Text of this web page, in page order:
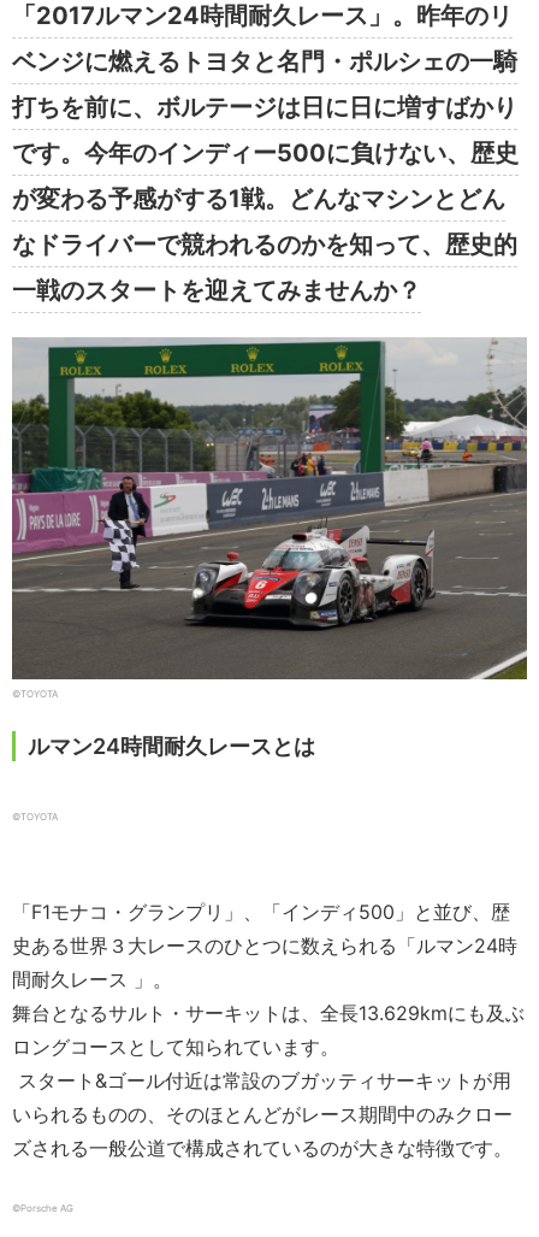
「2017ルマン24時間耐久レース」。昨年のリ
ベンジに燃えるトヨタと名門・ポルシェの一騎
打ちを前に、ボルテージは日に日に増すばかり
です。今年のインディー500に負けない、歴史
が変わる予感がする1戦。どんなマシンとどん
なドライバーで競われるのかを知って、歴史的
一戦のスタートを迎えてみませんか？
©TOYOTA
ルマン24時間耐久レースとは
©︎TOYOTA
「F1モナコ・グランプリ」、「インディ500」と並び、歴
史ある世界３大レースのひとつに数えられる「ルマン24時
間耐久レース 」。
舞台となるサルト・サーキットは、全長13.629kmにも及ぶ
ロングコースとして知られています。
スタート&ゴール付近は常設のブガッティサーキットが用
いられるものの、そのほとんどがレース期間中のみクロー
ズされる一般公道で構成されているのが大きな特徴です。
©︎Porsche AG